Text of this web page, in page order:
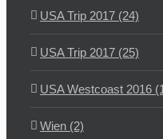
USA Trip 2017 (24)
USA Trip 2017 (25)
USA Westcoast 2016
Wien (2)